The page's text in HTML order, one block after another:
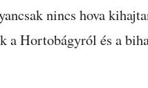
nincs hova
a Hortobágyról és a